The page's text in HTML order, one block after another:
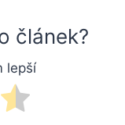
článek?
lepší